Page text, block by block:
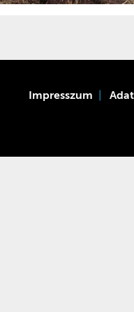
Impresszum